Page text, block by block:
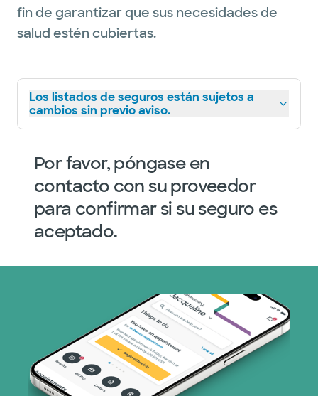
fin de garantizar que sus necesidades de
salud estén cubiertas.
Los listados de seguros están sujetos a
cambios sin previo aviso.
Por favor, póngase en
contacto con su proveedor
para confirmar si su seguro es
aceptado.